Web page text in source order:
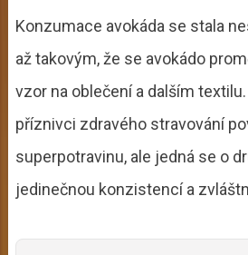
Konzumace avokáda se stala
až takovým, že se avokádo
vzor na oblečení a dalším
příznivci zdravého stravování
superpotravinu, ale jedná se o
jedinečnou konzistencí a